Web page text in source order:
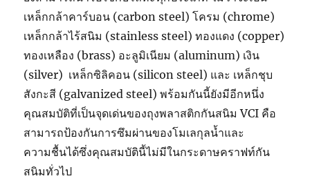
เหล็กกล้าคาร์บอน (carbon steel) โครม (chrome)
เหล็กกล้าไร้สนิม (stainless steel) ทองแดง (copper)
ทองเหลือง (brass) อะลูมิเนียม (aluminum) เงิน
(silver) เหล็กซิลิคอน (silicon steel) และ เหล็กชุบ
สังกะสี (galvanized steel) พร้อมกันนี้ยังมีอีกหนึ่ง
คุณสมบัติที่เป็นจุดเด่นของถุงพลาสติกกันสนิม VCI คือ
สามารถป้องกันการซึมผ่านของโมเลกุลน้ำและ
ความชื้นได้ซึ่งคุณสมบัตินี้ไม่มีในกระดาษคราฟท์กัน
สนิมทั่วไป